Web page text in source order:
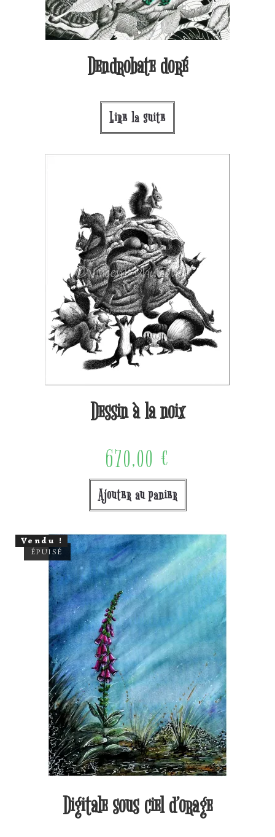
Dendrobate doré
Lire la suite
Dessin à la noix
670,00 €
Ajouter au panier
Vendu !
ÉPUISÉ
Digitale sous ciel d’orage